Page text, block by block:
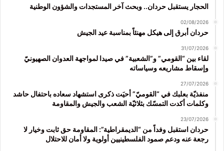
الحجار يستقبل حردان.. وبحث آخر المستجدات والشؤون الوطنية
02/08/2026
حردان أبرق إلى هيكل مهنئاً بمناسبة عيد الجيش
31/07/2026
لقاء بين “القومي” و”الشعبية” في صيدا لمواجهة العدوان الصهيونيّ
وإسقاط مشاريعه وسياساته
27/07/2026
منفذيّة بعلبك في “القوميّ” أحيَت ذكرى استشهاد سعاده باحتفال حاشد
وكلمات أكدت التمسّك بثلاثيّة الشعب والجيش والمقاومة
23/07/2026
حردان استقبل وفداً من “الديمقراطية”: المقاومة حق ثابت وخيار لا
رجعة عنه ودعم صمود الفلسطينيين أولوية ولا أمان للاحتلال